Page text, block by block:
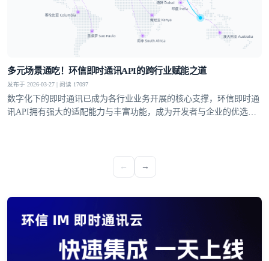
多元场景通吃！环信即时通讯API的跨行业赋能之道
发布于 2026-03-27 | 阅读 17097
数字化下的即时通讯已成为各行业业务开展的核心支撑，环信即时通
讯API拥有强大的适配能力与丰富功能，成为开发者与企业的优选方
←
→